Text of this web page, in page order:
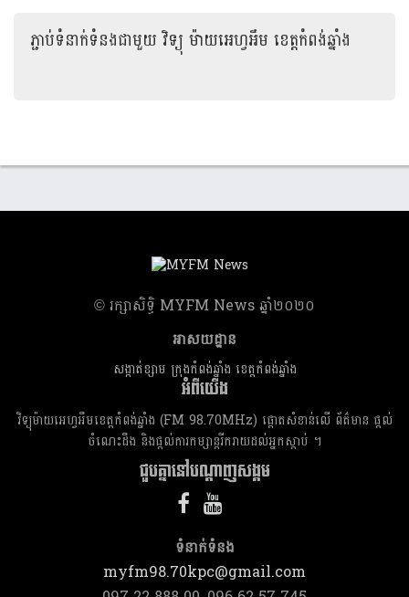
ភ្ជាប់ទំនាក់ទំនងជាមួយវិទ្យុ ម៉ាយអេហ្វអឹម ខេត្តកំពង់ឆ្នាំង
​© រក្សា​សិទ្ធិ​ MYFM News ឆ្នាំ​២០២០
អាសយដ្ឋាន
សង្កាត់ខ្សាម ក្រុងកំពង់ឆ្នាំង ខេត្តកំពង់ឆ្នាំង
អំពីយើង
វិទ្យុម៉ាយអេហ្វអឹមខេត្តកំពង់ឆ្នាំង (FM 98.70MHz) ផ្តោតសំខាន់លើ ព័ត៌មាន ផ្តល់
ចំណេះដឹង និងផ្តល់ការកម្សាន្តរីករាយដល់អ្នកស្តាប់ ។
ជួបគ្នានៅបណ្តាញសង្គម
ទំនាក់​ទំនង
myfm98.70kpc@gmail.com